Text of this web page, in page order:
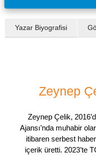
Yazar Biyografisi
Zeynep
Zeynep Çelik,
Ajansı’nda muhabir
itibaren serbest
içerik üretti. 2023’te